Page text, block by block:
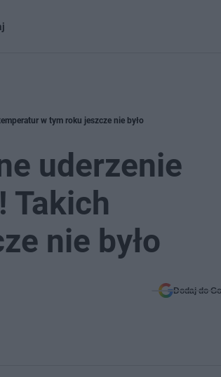
w tym roku jeszcze nie było
uderzenie
Takich
nie było
Dodaj do